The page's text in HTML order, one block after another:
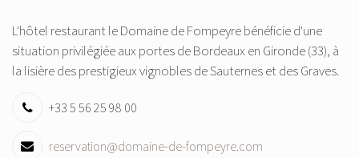
L'hôtel restaurant le Domaine de Fompeyre bénéficie d'une
situation privilégiée aux portes de Bordeaux en Gironde (33), à
la lisière des prestigieux vignobles de Sauternes et des Graves.
+33 5 56 25 98 00
reservation@domaine-de-fompeyre.com